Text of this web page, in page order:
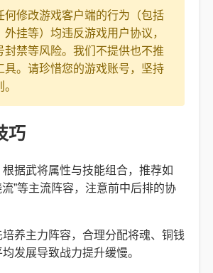
何修改游戏客户端的行为（包括
挂等）均违反游戏用户协议，
封禁等风险。我们不提供也不推
具。请珍惜您的游戏账号，坚持
巧
根据武将属性与技能组合，推荐如
流”等主流阵容，注意前中后排的协
培养主力阵容，合理分配将魂、铜钱
发展导致战力提升缓慢。